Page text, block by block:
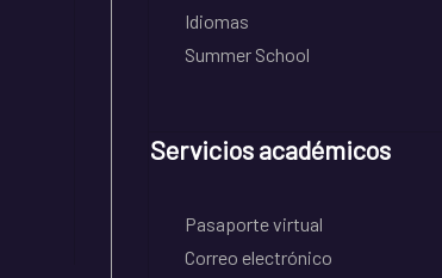
Idiomas
Summer School
Servicios académicos
Pasaporte virtual
Correo electrónico